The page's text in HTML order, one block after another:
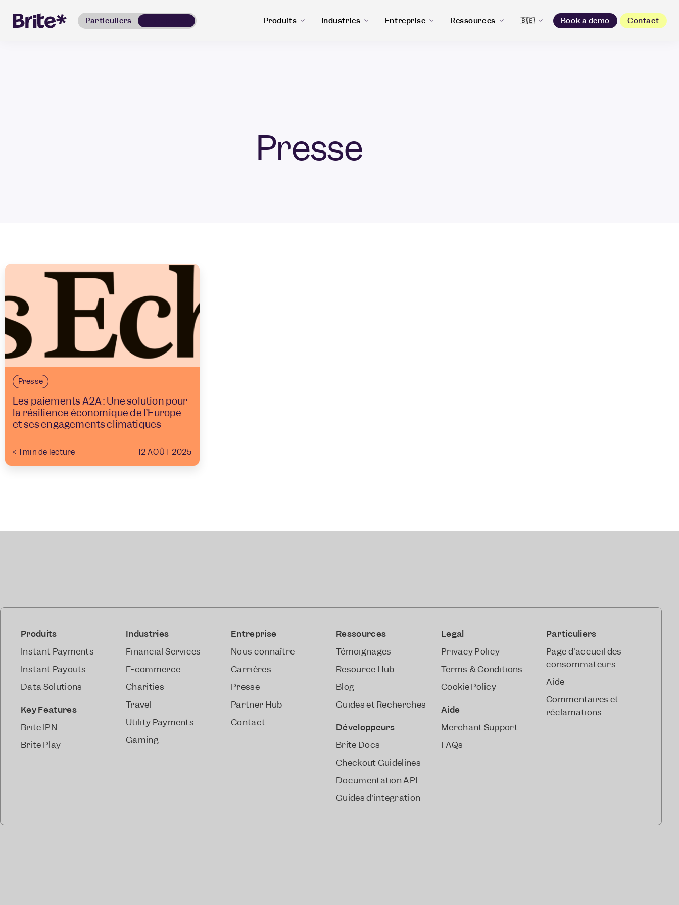
Particuliers Produits Industries Entreprise Ressources 🇧🇪 Book a demo Contact
Presse
Presse
Les paiements A2A : Une solution pour
la résilience économique de l’Europe
et ses engagements climatiques
< 1 min de lecture 12 AOÛT 2025
Produits
Instant Payments
Instant Payouts
Data Solutions
Key Features
Brite IPN
Brite Play
Industries
Financial Services
E-commerce
Charities
Travel
Utility Payments
Gaming
Entreprise
Nous connaître
Carrières
Presse
Partner Hub
Contact
Ressources
Témoignages
Resource Hub
Blog
Guides et Recherches
Développeurs
Brite Docs
Checkout Guidelines
Documentation API
Guides d'integration
Legal
Privacy Policy
Terms & Conditions
Cookie Policy
Aide
Merchant Support
FAQs
Particuliers
Page d'accueil des
consommateurs
Aide
Commentaires et
réclamations